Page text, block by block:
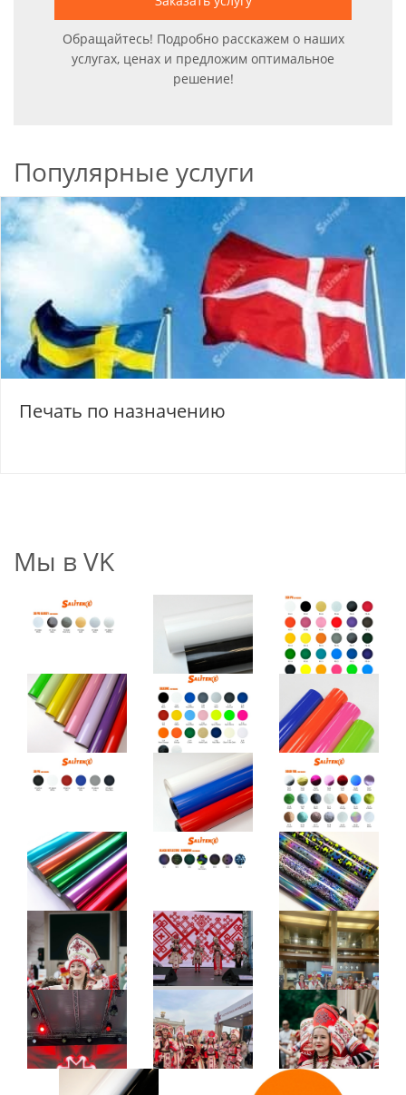
Обращайтесь! Подробно расскажем о наших
услугах, ценах и предложим оптимальное
решение!
Популярные услуги
Печать по назначению
Мы в VK